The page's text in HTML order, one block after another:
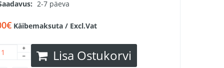
2-7 päeva
Käibemaksuta / Excl.Vat
Lisa Ostukorvi